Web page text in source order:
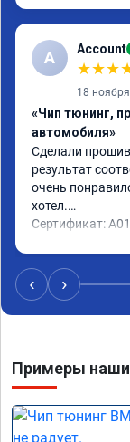
A Account
★★★
18
«Чип тюнинг,
автомобиля»
Сделали
результат
очень
хотел.
Сертификат:
‹ ›
Примеры